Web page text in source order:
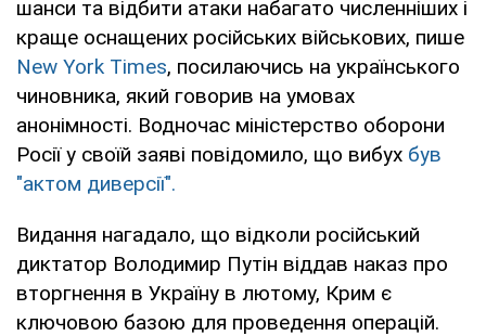
шанси та відбити атаки набагато численніших і
краще оснащених російських військових, пише
New York Times, посилаючись на українського
чиновника, який говорив на умовах
анонімності. Водночас міністерство оборони
Росії у своїй заяві повідомило, що вибух був
"актом диверсії".
Видання нагадало, що відколи російський
диктатор Володимир Путін віддав наказ про
вторгнення в Україну в лютому, Крим є
ключовою базою для проведення операцій.